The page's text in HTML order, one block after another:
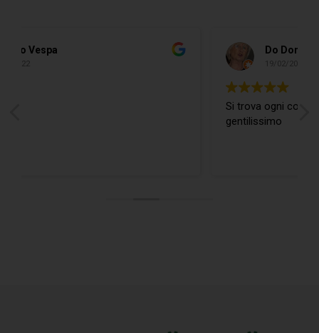
Si trova ogni cosa ed in più il Ragazzo è